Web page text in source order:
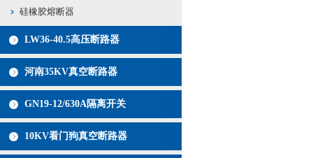
硅橡胶熔断器
LW36-40.5高压断路器
河南35KV真空断路器
GN19-12/630A隔离开关
10KV看门狗真空断路器